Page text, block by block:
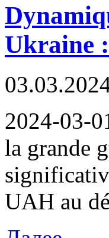
Ukraine
2024-03-
la grande
UAH au